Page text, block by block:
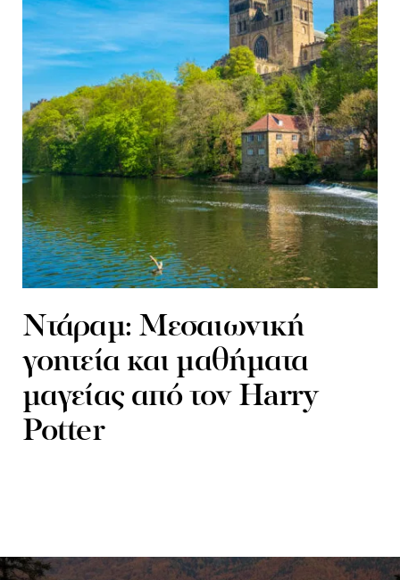
Ντάραμ: Μεσαιωνική
γοητεία και μαθήματα
μαγείας από τον Harry
Potter